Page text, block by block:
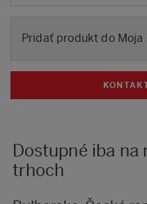
Pridať produkt do Moja
Dostupné iba na
trhoch